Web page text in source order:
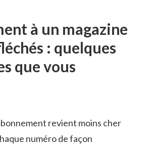
à un magazine
: quelques
que vous
revient moins cher
numéro de façon